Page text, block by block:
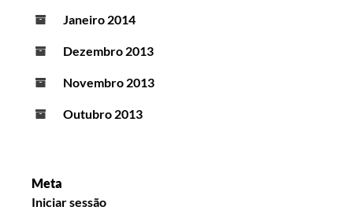
Janeiro 2014
Dezembro 2013
Novembro 2013
Outubro 2013
Meta
Iniciar sessão